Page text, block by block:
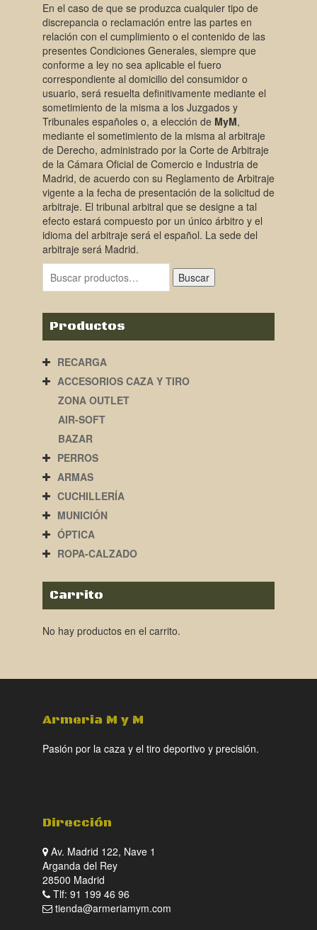
En el caso de que se produzca cualquier tipo de
discrepancia o reclamación entre las partes en
relación con el cumplimiento o el contenido de las
presentes Condiciones Generales, siempre que
conforme a ley no sea aplicable el fuero
correspondiente al domicilio del consumidor o
usuario, será resuelta definitivamente mediante el
sometimiento de la misma a los Juzgados y
Tribunales españoles o, a elección de MyM,
mediante el sometimiento de la misma al arbitraje
de Derecho, administrado por la Corte de Arbitraje
de la Cámara Oficial de Comercio e Industria de
Madrid, de acuerdo con su Reglamento de Arbitraje
vigente a la fecha de presentación de la solicitud de
arbitraje. El tribunal arbitral que se designe a tal
efecto estará compuesto por un único árbitro y el
idioma del arbitraje será el español. La sede del
arbitraje será Madrid.
Buscar
Productos
RECARGA
ACCESORIOS CAZA Y TIRO
ZONA OUTLET
AIR-SOFT
BAZAR
PERROS
ARMAS
CUCHILLERÍA
MUNICIÓN
ÓPTICA
ROPA-CALZADO
Carrito
No hay productos en el carrito.
Armeria M y M
Pasión por la caza y el tiro deportivo y precisión.
Dirección
Av. Madrid 122, Nave 1
Arganda del Rey
28500 Madrid
Tlf: 91 199 46 96
tienda@armeriamym.com